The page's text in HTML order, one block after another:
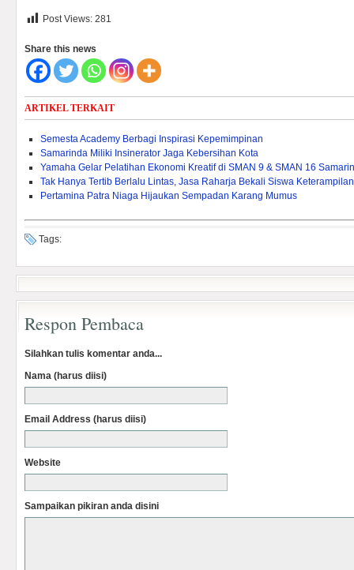
Post Views: 281
Share this news
ARTIKEL TERKAIT
Semesta Academy Berbagi Inspirasi Kepemimpinan
Samarinda Miliki Insinerator Jaga Kebersihan Kota
Yamaha Gelar Pelatihan Ekonomi Kreatif di SMAN 9 & SMAN 16
Tak Hanya Tertib Berlalu Lintas, Jasa Raharja Bekali Siswa
Pertamina Patra Niaga Hijaukan Sempadan Karang Mumus
Tags:
Respon Pembaca
Silahkan tulis komentar anda...
Nama (harus diisi)
Email Address (harus diisi)
Website
Sampaikan pikiran anda disini